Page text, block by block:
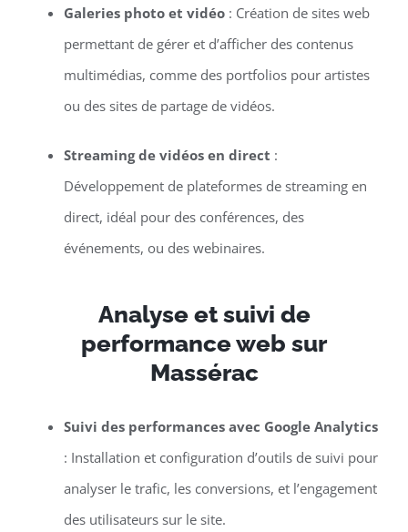
Galeries photo et vidéo: Création de sites web
permettant de gérer et d’afficher des contenus
multimédias, comme des portfolios pour artistes
ou des sites de partage de vidéos.
Streaming de vidéos en direct :
Développement de plateformes de streaming en
direct, idéal pour des conférences, des
événements, ou des webinaires.
Analyse et suivi de
performance web sur
Massérac
Suivi des performances avec Google Analytics
: Installation et configuration d’outils de suivi pour
analyser le trafic, les conversions, et l’engagement
des utilisateurs sur le site.